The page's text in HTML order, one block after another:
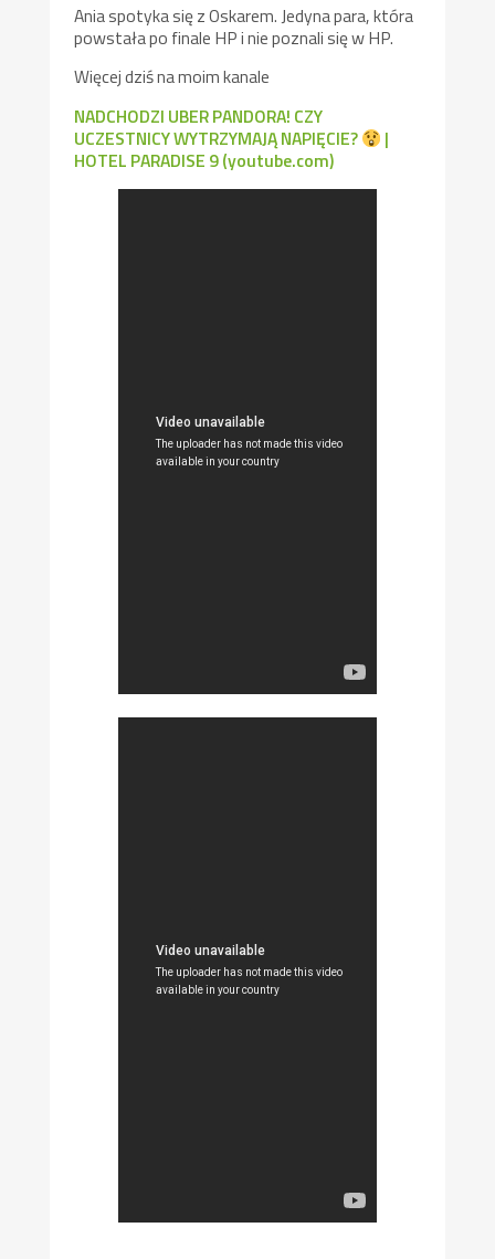
Ania spotyka się z Oskarem. Jedyna para, która
powstała po finale HP i nie poznali się w HP.
Więcej dziś na moim kanale
NADCHODZI UBER PANDORA! CZY
UCZESTNICY WYTRZYMAJĄ NAPIĘCIE?
|
HOTEL PARADISE 9 (youtube.com)